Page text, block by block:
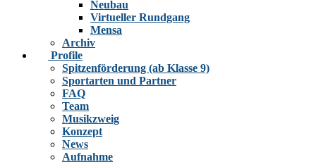
Neubau
Virtueller Rundgang
Mensa
Archiv
Profile
Spitzenförderung (ab Klasse 9)
Sportarten und Partner
FAQ
Team
Musikzweig
Konzept
News
Aufnahme